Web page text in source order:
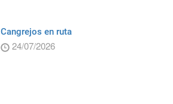
Cangrejos en ruta
24/07/2026